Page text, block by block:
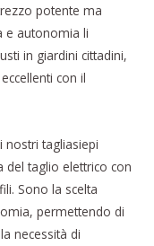
potente ma
e autonomia li
in giardini cittadini,
con il
nostri tagliasiepi
del taglio elettrico con
Sono la scelta
permettendo di
necessità di